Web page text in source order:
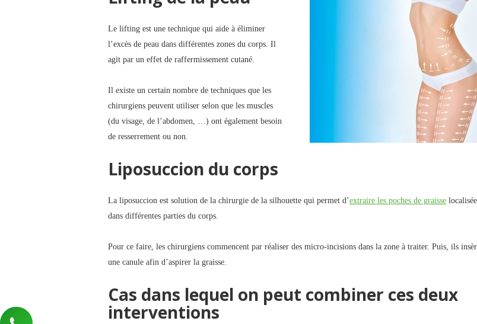
Le lifting est une technique qui aide à éliminer
l’excès de peau dans différentes zones du corps. Il
agit par un effet de raffermissement cutané.
Il existe un certain nombre de techniques que les
chirurgiens peuvent utiliser selon que les muscles
(du visage, de l’abdomen, …) ont également besoin
de resserrement ou non.
Liposuccion du corps
La liposuccion est solution de la chirurgie de la silhouette qui permet d’extraire les poches de graisse localisée
dans différentes parties du corps.
Pour ce faire, les chirurgiens commencent par réaliser des micro-incisions dans la zone à traiter. Puis, ils
une canule afin d’aspirer la graisse.
Cas dans lequel on peut combiner ces deux
interventions